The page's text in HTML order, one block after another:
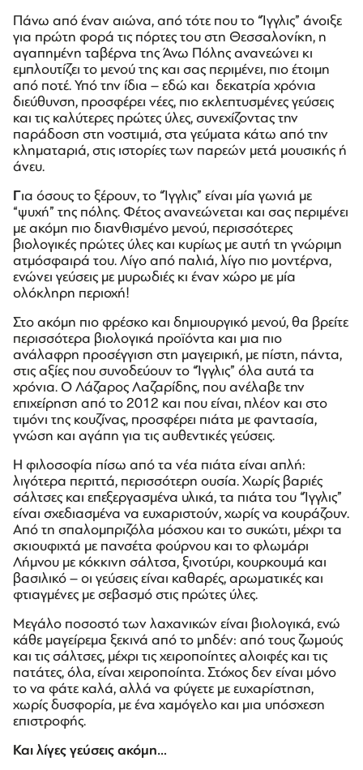
Πάνω από έναν αιώνα, από τότε που το “Ίγγλις” άνοιξε
για πρώτη φορά τις πόρτες του στη Θεσσαλονίκη, η
αγαπημένη ταβέρνα της Άνω Πόλης ανανεώνει κι
εμπλουτίζει το μενού της και σας περιμένει, πιο έτοιμη
από ποτέ. Υπό την ίδια – εδώ και δεκατρία χρόνια
διεύθυνση, προσφέρει νέες, πιο εκλεπτυσμένες γεύσεις
και τις καλύτερες πρώτες ύλες, συνεχίζοντας την
παράδοση στη νοστιμιά, στα γεύματα κάτω από την
κληματαριά, στις ιστορίες των παρεών μετά μουσικής ή
άνευ.
Για όσους το ξέρουν, το “Ίγγλις” είναι μία γωνιά με
“ψυχή” της πόλης. Φέτος ανανεώνεται και σας περιμένει
με ακόμη πιο διανθισμένο μενού, περισσότερες
βιολογικές πρώτες ύλες και κυρίως με αυτή τη γνώριμη
ατμόσφαιρά του. Λίγο από παλιά, λίγο πιο μοντέρνα,
ενώνει γεύσεις με μυρωδιές κι έναν χώρο με μία
ολόκληρη περιοχή!
Στο ακόμη πιο φρέσκο και δημιουργικό μενού, θα βρείτε
περισσότερα βιολογικά προϊόντα και μια πιο
ανάλαφρη προσέγγιση στη μαγειρική, με πίστη, πάντα,
στις αξίες που συνοδεύουν το “Ίγγλις” όλα αυτά τα
χρόνια. Ο Λάζαρος Λαζαρίδης, που ανέλαβε την
επιχείρηση από το 2012 και που είναι, πλέον και στο
τιμόνι της κουζίνας, προσφέρει πιάτα με φαντασία,
γνώση και αγάπη για τις αυθεντικές γεύσεις.
Η φιλοσοφία πίσω από τα νέα πιάτα είναι απλή:
λιγότερα περιττά, περισσότερη ουσία. Χωρίς βαριές
σάλτσες και επεξεργασμένα υλικά, τα πιάτα του “Ίγγλις”
είναι σχεδιασμένα να ευχαριστούν, χωρίς να κουράζουν.
Από τη σπαλομπριζόλα μόσχου και το συκώτι, μέχρι τα
σκιουφιχτά με πανσέτα φούρνου και το φλωμάρι
Λήμνου με κόκκινη σάλτσα, ξινοτύρι, κουρκουμά και
βασιλικό – οι γεύσεις είναι καθαρές, αρωματικές και
φτιαγμένες με σεβασμό στις πρώτες ύλες.
Mεγάλο ποσοστό των λαχανικών είναι βιολογικά, ενώ
κάθε μαγείρεμα ξεκινά από το μηδέν: από τους ζωμούς
και τις σάλτσες, μέχρι τις χειροποίητες αλοιφές και τις
πατάτες, όλα, είναι χειροποίητα. Στόχος δεν είναι μόνο
το να φάτε καλά, αλλά να φύγετε με ευχαρίστηση,
χωρίς δυσφορία, με ένα χαμόγελο και μια υπόσχεση
επιστροφής.
Και λίγες γεύσεις ακόμη…